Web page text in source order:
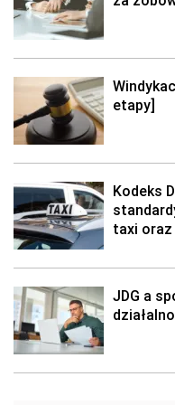
etapy]
Kodeks
taxi
JDG a